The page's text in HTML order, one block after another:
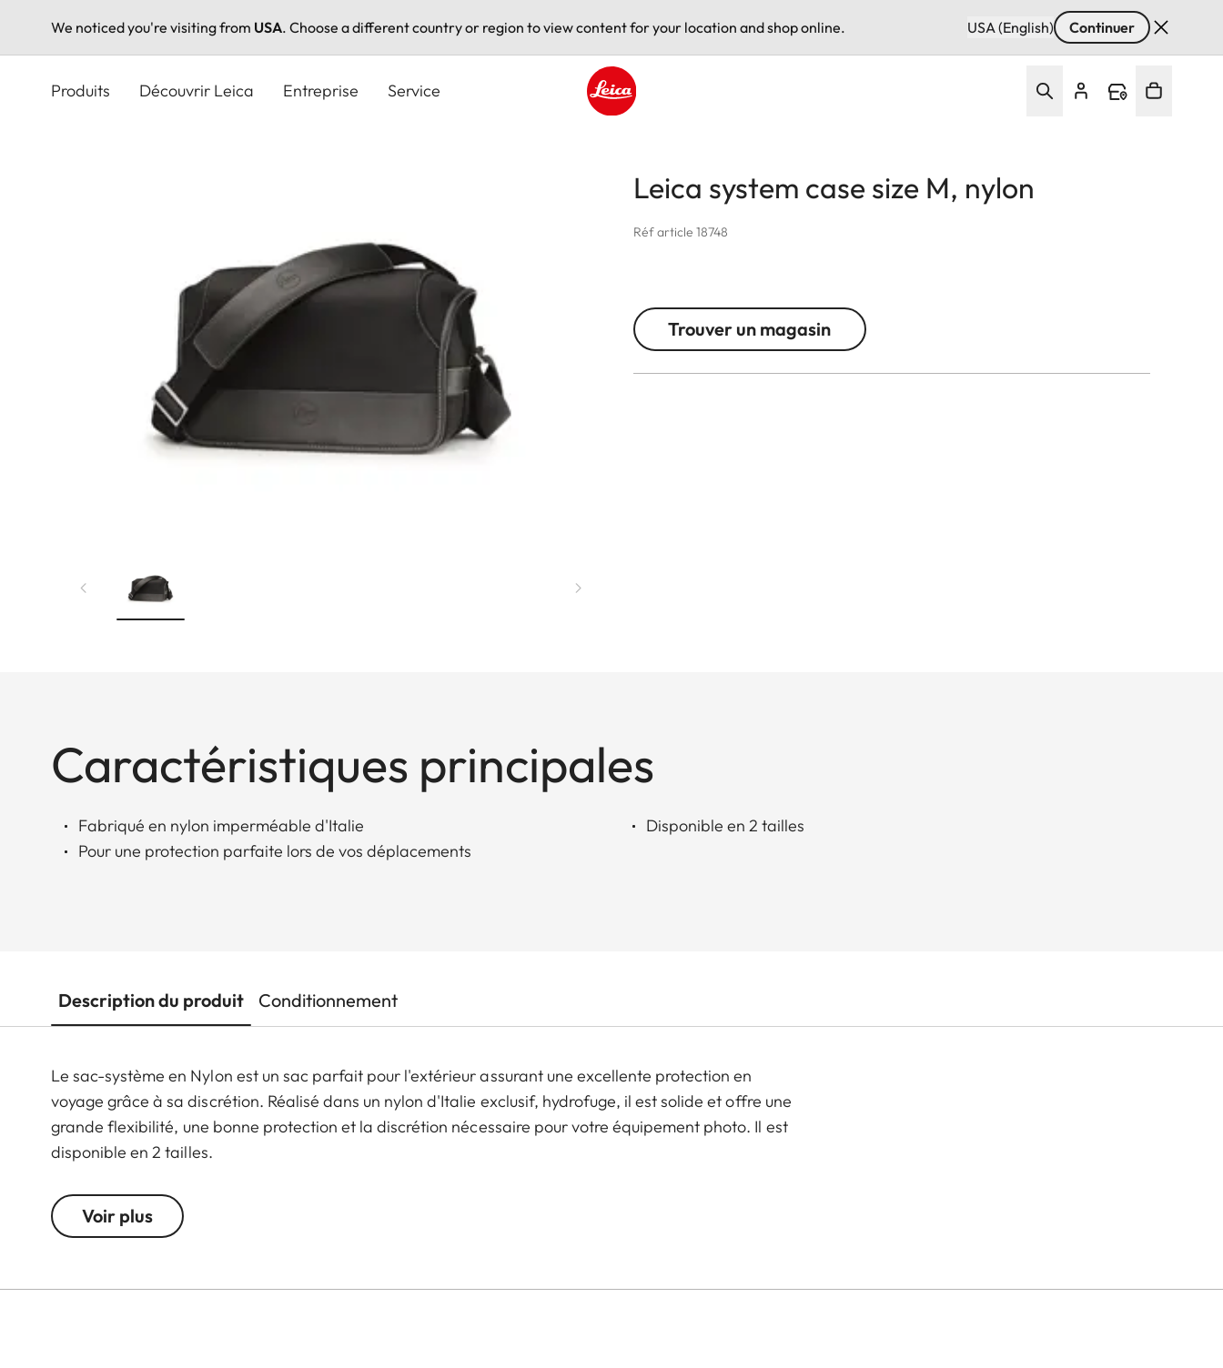
We noticed you're visiting from USA. Choose a different country or region to view content for your location and shop online. USA (English) Continuer
Produits Découvrir Leica Entreprise Service
Leica system case size M, nylon
Réf article 18748
Trouver un magasin
Caractéristiques principales
Fabriqué en nylon imperméable d'Italie
Pour une protection parfaite lors de vos déplacements
Disponible en 2 tailles
Description du produit Conditionnement
Le sac-système en Nylon est un sac parfait pour l'extérieur assurant une excellente protection en
voyage grâce à sa discrétion. Réalisé dans un nylon d'Italie exclusif, hydrofuge, il est solide et offre une
grande flexibilité, une bonne protection et la discrétion nécessaire pour votre équipement photo. Il est
disponible en 2 tailles.
Voir plus